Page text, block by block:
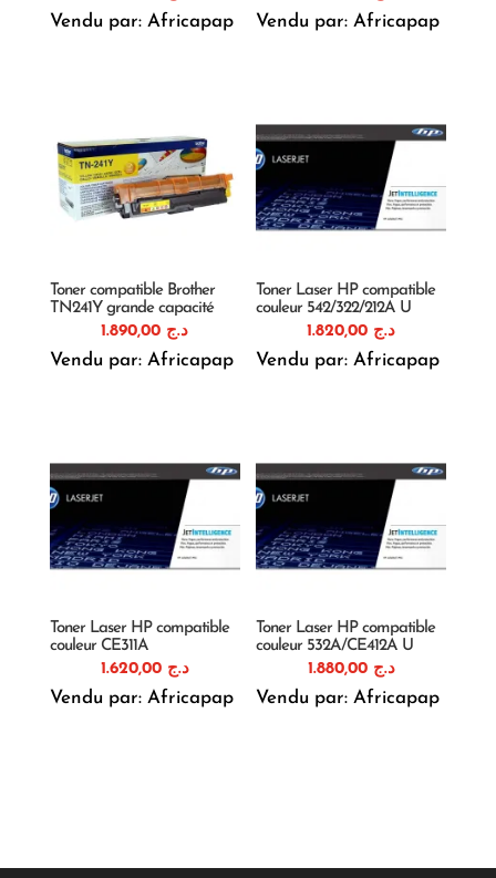
Vendu par: Africapap Vendu par: Africapap
Toner compatible Brother
TN241Y grande capacité
د.ج
Vendu par: Africapap
Toner Laser HP compatible
couleur 542/322/212A U
د.ج
Vendu par: Africapap
Toner Laser HP compatible
couleur CE311A
د.ج 1.620,00
Vendu par: Africapap
Toner Laser HP compatible
couleur 532A/CE412A U
د.ج 1.880,00
Vendu par: Africapap